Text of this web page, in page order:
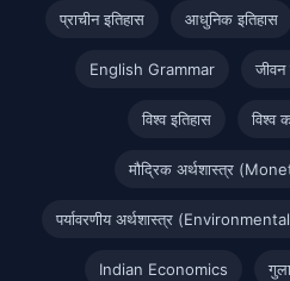
प्राचीन इतिहास आधुनिक इतिहास
English Grammar जीवन
विश्व इतिहास विश्व
मौद्रिक अर्थशास्त्र
पर्यावरणीय अर्थशास्त्र
Indian Economics